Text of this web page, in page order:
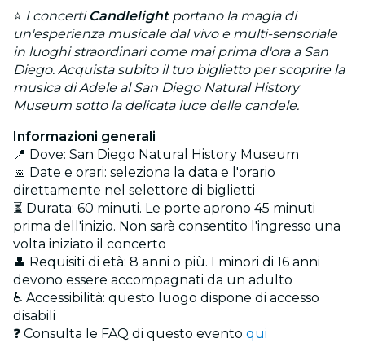
⭐ I concerti Candlelightportano la magia di
un'esperienza musicale dal vivo e multi-sensoriale
in luoghi straordinari come mai prima d'ora a San
Diego. Acquista subito il tuo biglietto per scoprire la
musica di Adele al San Diego Natural History
Museum sotto la delicata luce delle candele.
Informazioni generali
📍 Dove: San Diego Natural History Museum
📅 Date e orari: seleziona la data e l'orario
direttamente nel selettore di biglietti
⏳ Durata: 60 minuti. Le porte aprono 45 minuti
prima dell'inizio. Non sarà consentito l'ingresso una
volta iniziato il concerto
👤 Requisiti di età: 8 anni o più. I minori di 16 anni
devono essere accompagnati da un adulto
♿ Accessibilità: questo luogo dispone di accesso
disabili
❓ Consulta le FAQ di questo evento qui